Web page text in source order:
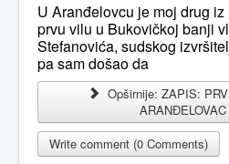
U Aranđelovcu je moj drug
prvu vilu u Bukovičkoj banji
Stefanovića, sudskog
pa sam došao da
Opširnije: ZAPIS:
Write comment (0 Comments)